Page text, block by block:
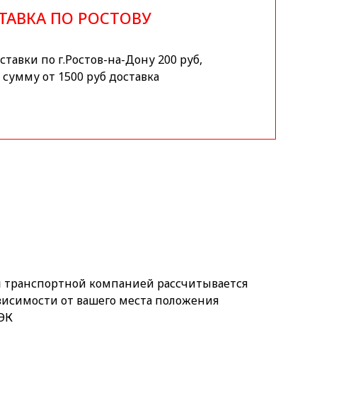
ПО РОСТОВУ
по г.Ростов-на-Дону 200 руб,
от 1500 руб доставка
компанией рассчитывается
от вашего места положения